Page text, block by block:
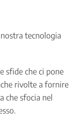
tecnologia
sfide che ci pone
rivolte a fornire
che sfocia nel